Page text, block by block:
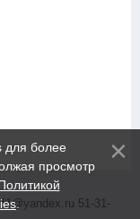
51-31-
для более
просмотр
.